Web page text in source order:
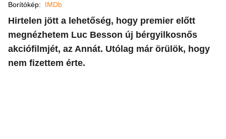
Borítókép: IMDb
Hirtelen jött a lehetőség, hogy premier előtt
megnézhetem Luc Besson új bérgyilkosnős
akciófilmjét, az Annát. Utólag már örülök, hogy
nem fizettem érte.